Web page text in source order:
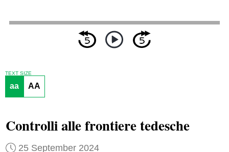
TEXT SIZE
aa AA
Controlli alle frontiere tedesche
25 September 2024